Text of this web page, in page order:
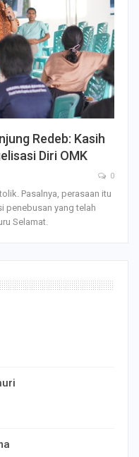
Redeb: Kasih
Diri OMK
0
Pasalnya, perasaan itu
penebusan yang telah
Selamat.